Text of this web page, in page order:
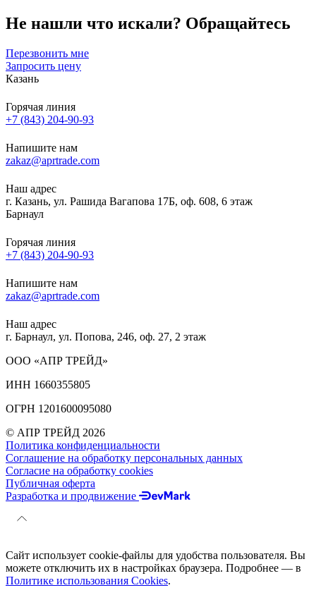
Не нашли что искали? Обращайтесь
Перезвонить мне
Запросить цену
Казань
Горячая линия
+7 (843) 204-90-93
Напишите нам
zakaz@aprtrade.com
Наш адрес
г. Казань, ул. Рашида Вагапова 17Б, оф. 608, 6 этаж
Барнаул
Горячая линия
+7 (843) 204-90-93
Напишите нам
zakaz@aprtrade.com
Наш адрес
г. Барнаул, ул. Попова, 246, оф. 27, 2 этаж
ООО «АПР ТРЕЙД»
ИНН 1660355805
ОГРН 1201600095080
© АПР ТРЕЙД 2026
Политика конфиденциальности
Соглашение на обработку персональных данных
Согласие на обработку cookies
Публичная оферта
Разработка и продвижение
Сайт использует cookie-файлы для удобства пользователя. Вы
можете отключить их в настройках браузера. Подробнее — в
Политике использования Cookies.